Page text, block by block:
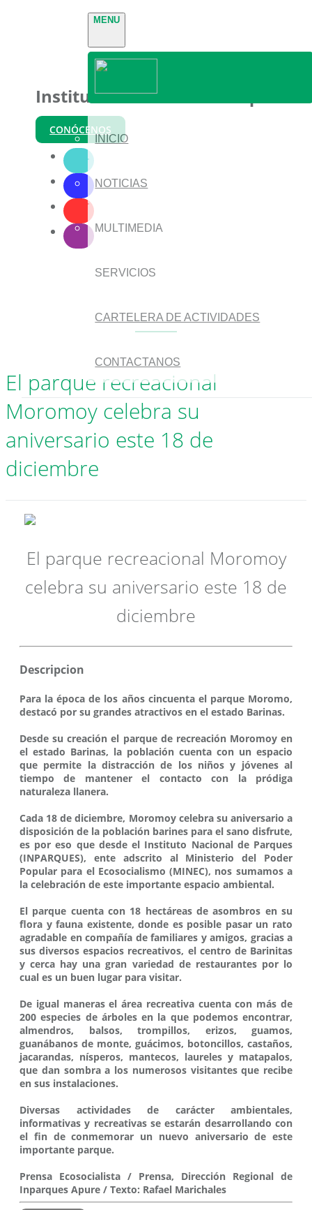
MENU
INICIO
NOTICIAS
MULTIMEDIA
SERVICIOS
CARTELERA DE ACTIVIDADES
CONTACTANOS
Instituto Nacional de Parques
CONÓCENOS
El parque recreacional
Moromoy celebra su
aniversario este 18 de
diciembre
El parque recreacional Moromoy
celebra su aniversario este 18 de
diciembre
Descripcion
Para la época de los años cincuenta el parque Moromo,
destacó por su grandes atractivos en el estado Barinas.
Desde su creación el parque de recreación Moromoy en
el estado Barinas, la población cuenta con un espacio
que permite la distracción de los niños y jóvenes al
tiempo de mantener el contacto con la pródiga
naturaleza llanera.
Cada 18 de diciembre, Moromoy celebra su aniversario a
disposición de la población barines para el sano disfrute,
es por eso que desde el Instituto Nacional de Parques
(INPARQUES), ente adscrito al Ministerio del Poder
Popular para el Ecosocialismo (MINEC), nos sumamos a
la celebración de este importante espacio ambiental.
El parque cuenta con 18 hectáreas de asombros en su
flora y fauna existente, donde es posible pasar un rato
agradable en compañía de familiares y amigos, gracias a
sus diversos espacios recreativos, el centro de Barinitas
y cerca hay una gran variedad de restaurantes por lo
cual es un buen lugar para visitar.
De igual maneras el área recreativa cuenta con más de
200 especies de árboles en la que podemos encontrar,
almendros, balsos, trompillos, erizos, guamos,
guanábanos de monte, guácimos, botoncillos, castaños,
jacarandas, nísperos, mantecos, laureles y matapalos,
que dan sombra a los numerosos visitantes que recibe
en sus instalaciones.
Diversas actividades de carácter ambientales,
informativas y recreativas se estarán desarrollando con
el fin de conmemorar un nuevo aniversario de este
importante parque.
Prensa Ecosocialista / Prensa, Dirección Regional de
Inparques Apure / Texto: Rafael Marichales